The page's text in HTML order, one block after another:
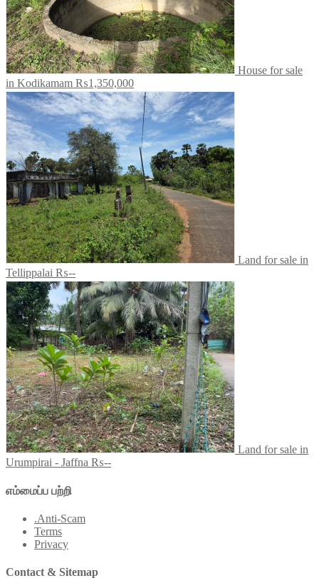
House for sale
in Kodikamam ₨1,350,000
Land for sale in
Tellippalai ₨--
Land for sale in
Urumpirai - Jaffna ₨--
எம்மைப்ப பற்றி
.Anti-Scam
Terms
Privacy
Contact & Sitemap